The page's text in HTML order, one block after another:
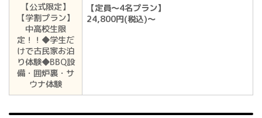
【公式限定】
【学割プラン】
中高校生限
定！！◆学生だ
けで古民家お泊
り体験◆BBQ設
備・囲炉裏・サ
ウナ体験
【定員～4名プラン】
24,800円(税込)〜